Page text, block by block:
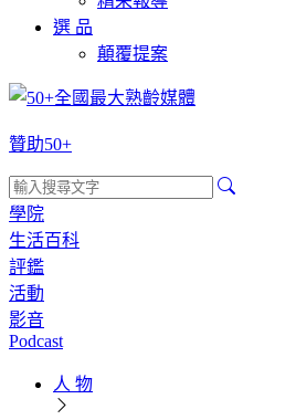
選 品
顛覆提案
贊助50+
學院
生活百科
評鑑
活動
影音
Podcast
人 物